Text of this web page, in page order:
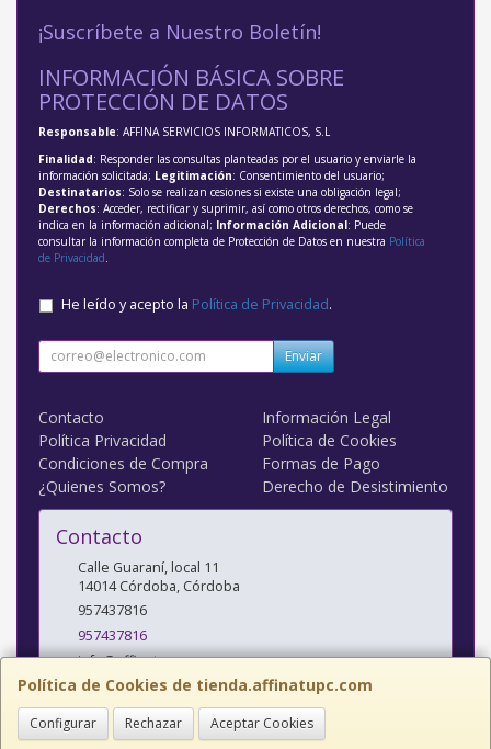
Política de Cookies de tienda.affinatupc.com
Configurar Rechazar Aceptar Cookies
¡Suscríbete a Nuestro Boletín!
INFORMACIÓN BÁSICA SOBRE
PROTECCIÓN DE DATOS
Responsable: AFFINA SERVICIOS INFORMATICOS, S.L
Finalidad: Responder las consultas planteadas por el usuario y enviarle la
información solicitada; Legitimación: Consentimiento del usuario;
Destinatarios: Solo se realizan cesiones si existe una obligación legal;
Derechos: Acceder, rectificar y suprimir, así como otros derechos, como se
indica en la información adicional; Información Adicional: Puede
consultar la información completa de Protección de Datos en nuestra Política
de Privacidad
He leído y acepto la Política de Privacidad.
Enviar
Contacto
Información Legal
Política Privacidad
Política de Cookies
Condiciones de Compra
Formas de Pago
¿Quienes Somos?
Derecho de Desistimiento
Contacto
Calle Guaraní, local 11
14014 Córdoba, Córdoba
957437816
957437816
info@affinatupc.com
Horario